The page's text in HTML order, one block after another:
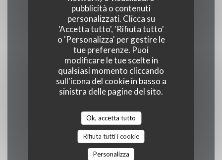
pubblicità o contenuti
personalizzati. Clicca su
'Accetta tutto', 'Rifiuta tutto'
o 'Personalizza' per gestire le
tue preferenze. Puoi
modificare le tue scelte in
qualsiasi momento cliccando
sull'icona del cookie in basso a
sinistra delle pagine del sito.
Ok, accetta tutto
Rifiuta tutti i cookie
Personalizza
Accesso
Metro
capitole 500m
Bike-sharing
Autobus
Jeanne d'arc 500m